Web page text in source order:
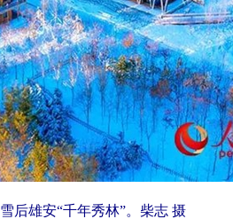
雪后雄安“千年秀林”。柴志 摄